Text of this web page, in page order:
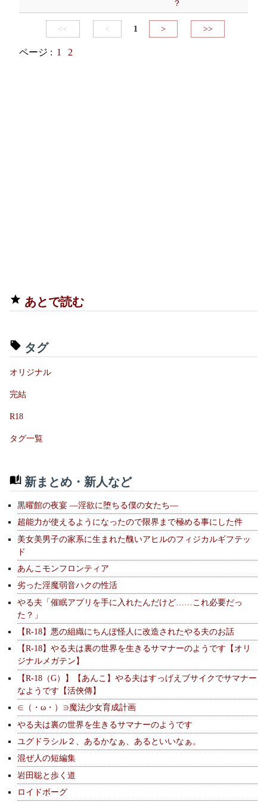
？
<< < 1 > >>
ページ : 1 2
あとで読む
タグ
オリジナル
完結
R18
タグ一覧
新まとめ・新人など
黒曜館の夜宴 —淫欲に堕ちる僕の女たち—
超能力が使えるようになったので限界まで極める事にした件
美女美男子の家系に生まれた醜いアヒルのフィジカルギフテッ
ド
あんこモンフロンティア
劣った淫魔弱音ハクの性活
やる夫「催眠アプリを手に入れたんだけど……これ必要だっ
た？」
【R-18】悪の組織にちんぽ怪人に改造されたやる夫のお話
【R-18】やる夫は裏の世界を生きるサマナーのようです【オリ
ジナルメガテン】
【R-18（G）】【あんこ】やる夫はすっげえブサイクでサマナー
なようです【活俠傳】
∈（・ω・）∋魔法少女育成計画
やる夫は裏の世界を生きるサマナーのようです
ユグドラシル２、あるかなぁ、あるといいなぁ。
混ぜ人の短編集
岩田聡と歩く道
ロイドボーグ